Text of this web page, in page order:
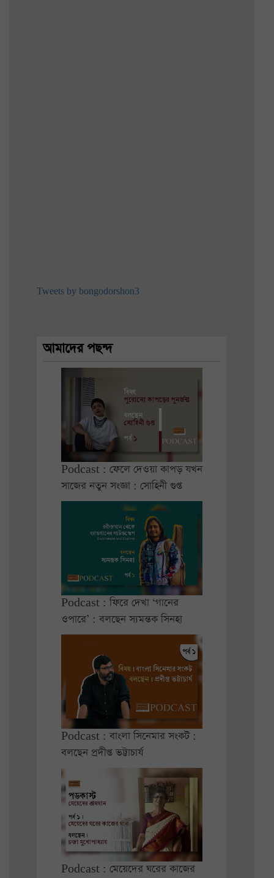
Tweets by bongodorshon3
আমাদের পছন্দ
Podcast : ফেলে দেওয়া কাপড় যখন
সাজের নতুন সংজ্ঞা : সোহিনী গুপ্ত
Podcast : ফিরে দেখা ‘গানের
ওপারে’ : বলছেন স্যমন্তক সিনহা
Podcast : বাংলা সিনেমার সংকট :
বলছেন প্রদীপ্ত ভট্টাচার্য
Podcast : মেয়েদের ঘরের কাজের